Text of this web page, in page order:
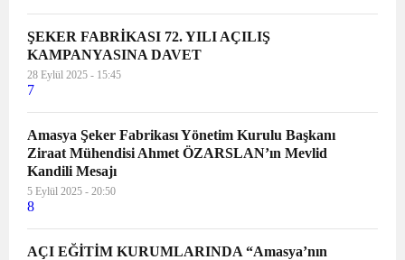
ŞEKER FABRİKASI 72. YILI AÇILIŞ
KAMPANYASINA DAVET
28 Eylül 2025 - 15:45
7
Amasya Şeker Fabrikası Yönetim Kurulu Başkanı
Ziraat Mühendisi Ahmet ÖZARSLAN’ın Mevlid
Kandili Mesajı
5 Eylül 2025 - 20:50
8
AÇI EĞİTİM KURUMLARINDA “Amasya’nın